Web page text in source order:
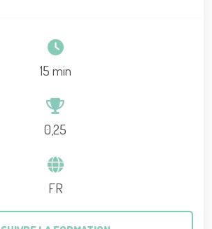
15 min
0,25
FR